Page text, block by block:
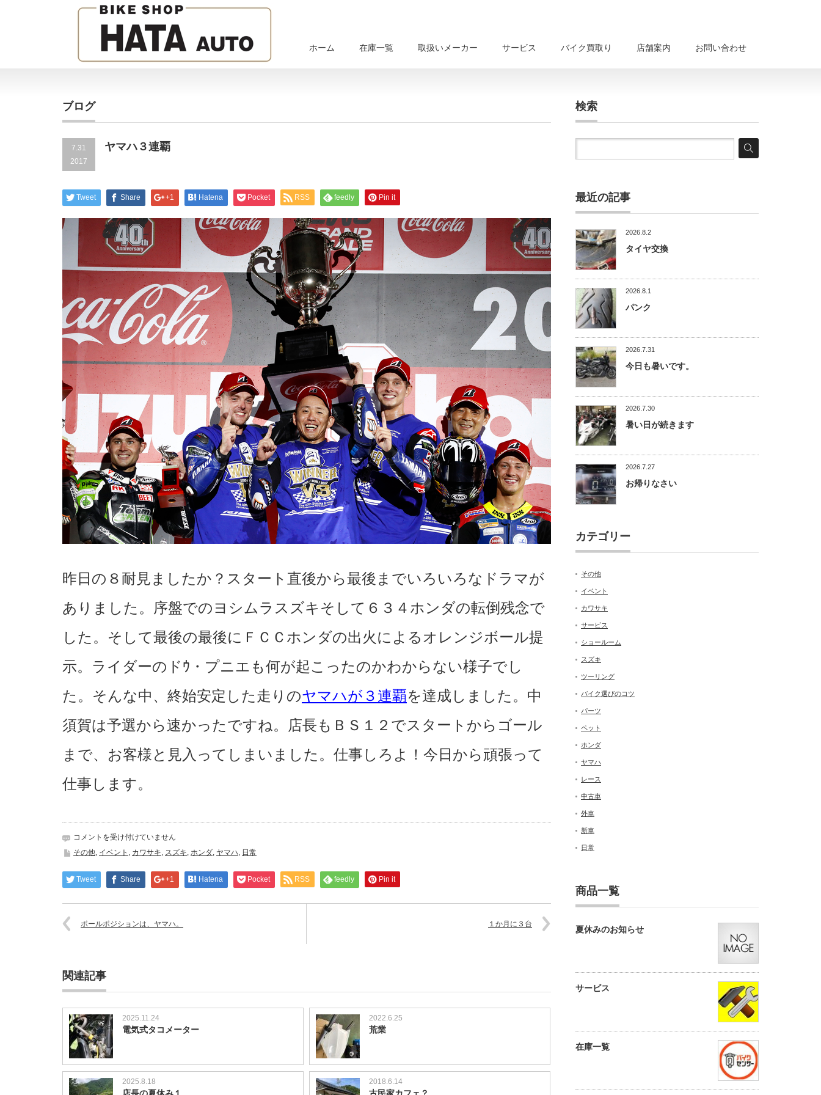
ホーム 在庫一覧 取扱いメーカー サービス バイク買取り 店舗案内 お問い合わせ
ブログ
7.31
2017
ヤマハ３連覇
Tweet Share +1 Hatena Pocket RSS feedly Pin it
昨日の８耐見ましたか？スタート直後から最後までいろいろなドラマが
ありました。序盤でのヨシムラスズキそして６３４ホンダの転倒残念で
した。そして最後の最後にＦＣＣホンダの出火によるオレンジボール提
示。ライダーのドｳ・プニエも何が起こったのかわからない様子でし
た。そんな中、終始安定した走りのヤマハが３連覇を達成しました。中
須賀は予選から速かったですね。店長もＢＳ１２でスタートからゴール
まで、お客様と見入ってしまいました。仕事しろよ！今日から頑張って
仕事します。
ヤ
マ
３
連
は
コメントを受け付けていません
その他, イベント , カワサキ, スズキ, ホンダ, ヤマハ, 日常
Tweet Share +1 Hatena Pocket RSS feedly Pin it
ポールポジションは、ヤマハ。 １か月に３台
関連記事
2025.11.24
電気式タコメーター
2022.6.25
荒業
2025.8.18 2018.6.14
検索
最近の記事
2026.8.2
タイヤ交換
2026.8.1
パンク
2026.7.31
今日も暑いです。
2026.7.30
暑い日が続きます
2026.7.27
お帰りなさい
カテゴリー
その他
イベント
カワサキ
サービス
ショールーム
スズキ
ツーリング
バイク選びのコツ
パーツ
ペット
ホンダ
ヤマハ
レース
中古車
外車
新車
日常
商品一覧
夏休みのお知らせ
サービス
在庫一覧